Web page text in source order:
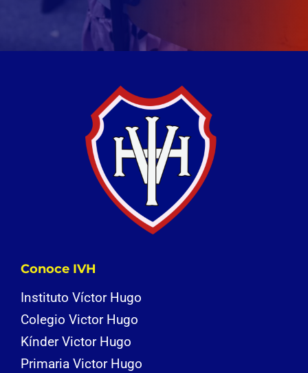
Conoce IVH
Instituto Víctor Hugo
Colegio Victor Hugo
Kínder Victor Hugo
Primaria Victor Hugo